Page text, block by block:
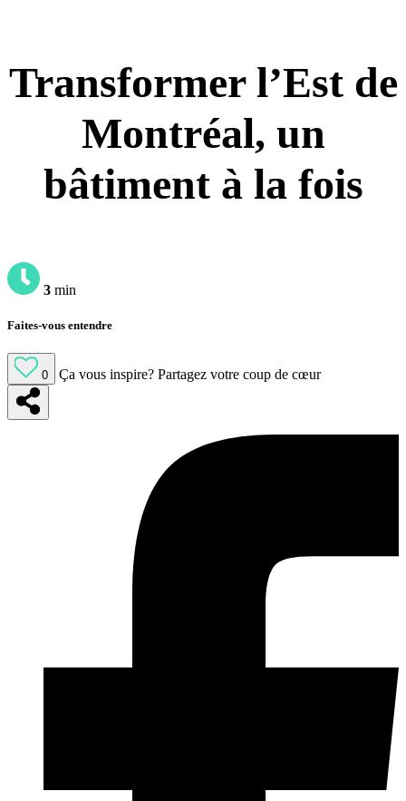
Transformer l’Est de
Montréal, un
bâtiment à la fois
3 min
Faites-vous entendre
0 Ça vous inspire? Partagez votre coup de cœur